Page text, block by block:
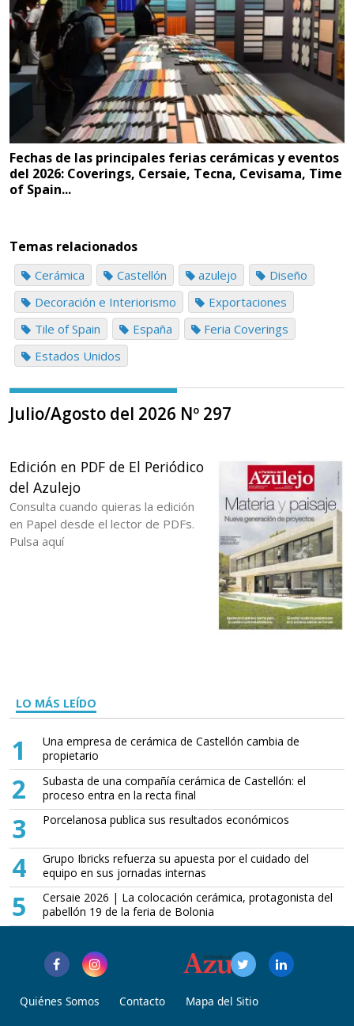
Fechas de las principales ferias cerámicas y eventos
del 2026: Coverings, Cersaie, Tecna, Cevisama, Time
of Spain...
Temas relacionados
Cerámica Castellón azulejo
Diseño
Decoración e Interiorismo
Exportaciones
Tile of Spain
España
Feria Coverings
Estados Unidos
Julio/Agosto del 2026 Nº 297
Edición en PDF de El Periódico
del Azulejo
Consulta cuando quieras la edición
en Papel desde el lector de PDFs.
Pulsa aquí
LO MÁS LEÍDO
1
Una empresa de cerámica de Castellón cambia de
propietario
2
Subasta de una compañía cerámica de Castellón: el
proceso entra en la recta final
3 Porcelanosa publica sus resultados económicos
4
Grupo Ibricks refuerza su apuesta por el cuidado del
equipo en sus jornadas internas
5
Cersaie 2026 | La colocación cerámica, protagonista del
pabellón 19 de la feria de Bolonia
Quiénes Somos Contacto Mapa del Sitio